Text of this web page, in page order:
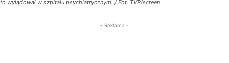
to wylądował w szpitalu psychiatrycznym. / Fot. TVP/screen
- Reklama -